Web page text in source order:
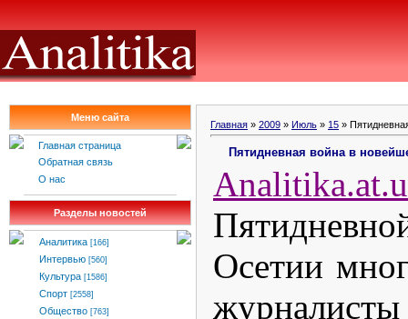
Меню сайта
Главная страница
Обратная связь
О нас
Разделы новостей
Аналитика [166]
Интервью [560]
Культура [1586]
Спорт [2558]
Общество [763]
Главная » 2009 » Июль » 15 »
Пятидневная война в
Analitika.at.
Осетии
журналисты